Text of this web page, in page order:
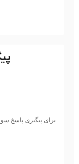
برای پیگیری پاسخ